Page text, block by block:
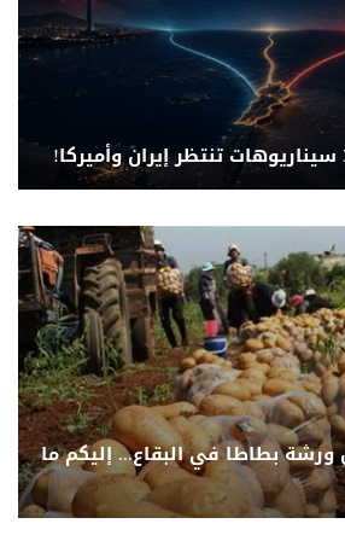
ورشة بطاطا في البقاع... إليكم ما